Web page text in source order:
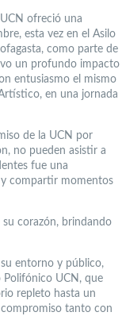
ofreció una
esta vez en el Asilo
como parte de
un profundo impacto
entusiasmo el mismo
en una jornada
de la UCN por
no pueden asistir a
fue una
compartir momentos
corazón, brindando
entorno y público,
Polifónico UCN, que
repleto hasta un
tanto con